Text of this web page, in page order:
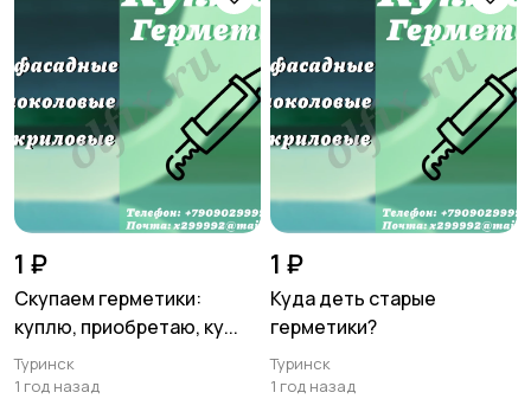
Спорт и отдых Красота и здоровье
Стройматериалы и
инструменты11
Хэндмейд
Транспорт Мода и стиль
1 ₽
Скупаем герметики:
куплю, приобретаю, ку...
Туринск
1 год назад
1 ₽
Куда деть старые
герметики?
Туринск
1 год назад